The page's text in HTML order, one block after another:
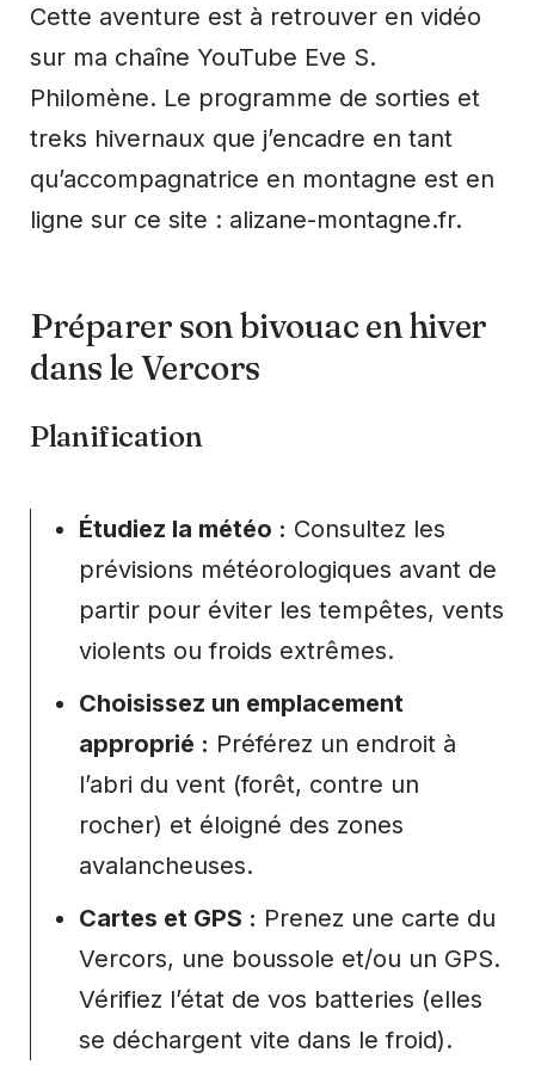
Cette aventure est à retrouver en vidéo
sur ma chaîne YouTube Eve S.
Philomène. Le programme de sorties et
treks hivernaux que j’encadre en tant
qu’accompagnatrice en montagne est en
ligne sur ce site : alizane-montagne.fr.
Préparer son bivouac en hiver
dans le Vercors
Planification
Étudiez la météo : Consultez les
prévisions météorologiques avant de
partir pour éviter les tempêtes, vents
violents ou froids extrêmes.
Choisissez un emplacement
approprié : Préférez un endroit à
l’abri du vent (forêt, contre un
rocher) et éloigné des zones
avalancheuses.
Cartes et GPS : Prenez une carte du
Vercors, une boussole et/ou un GPS.
Vérifiez l’état de vos batteries (elles
se déchargent vite dans le froid).